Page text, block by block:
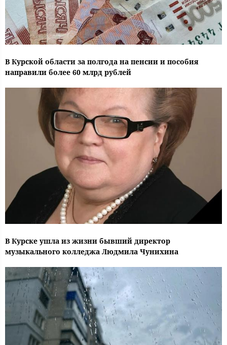
В Курской области за полгода на пенсии и пособия
направили более 60 млрд рублей
В Курске ушла из жизни бывший директор
музыкального колледжа Людмила Чунихина